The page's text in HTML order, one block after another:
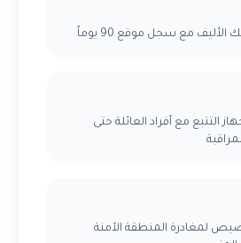
مع سجل موقع 90 يوماً
التتبع مع أفراد العائلة حتى
لمغادرة المنطقة الآمنة